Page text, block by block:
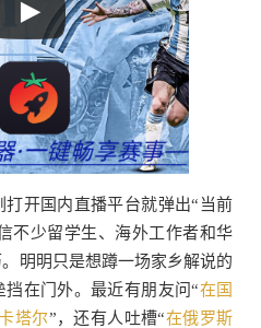
开国内直播平台就弹出“当前
少留学生、海外工作者和华
明明只是想蹲一场家乡解说的
在门外。最近有朋友问“在国
塔尔”，还有人吐槽“在俄罗斯